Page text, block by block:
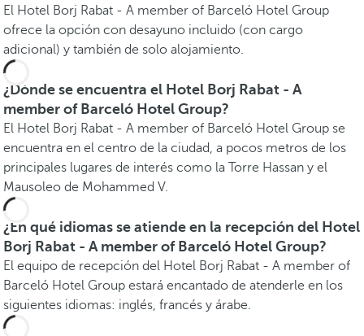
El Hotel Borj Rabat - A member of Barceló Hotel Group
ofrece la opción con desayuno incluido (con cargo
adicional) y también de solo alojamiento.
¿Dónde se encuentra el Hotel Borj Rabat - A
member of Barceló Hotel Group?
El Hotel Borj Rabat - A member of Barceló Hotel Group se
encuentra en el centro de la ciudad, a pocos metros de los
principales lugares de interés como la Torre Hassan y el
Mausoleo de Mohammed V.
¿En qué idiomas se atiende en la recepción del Hotel
Borj Rabat - A member of Barceló Hotel Group?
El equipo de recepción del Hotel Borj Rabat - A member of
Barceló Hotel Group estará encantado de atenderle en los
siguientes idiomas: inglés, francés y árabe.